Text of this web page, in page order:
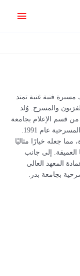
فنية غنية تمتد
والمسرح. وُلد
تخرجه من قسم الإعلام بجامعة
القاهرة عام 1986، ثم من المعهد العالي للفنون المسرحية عام 1991.
جعله خيارًا مثاليًا
العميقة. إلى جانب
المعهد العالي
بجامعة بدر.